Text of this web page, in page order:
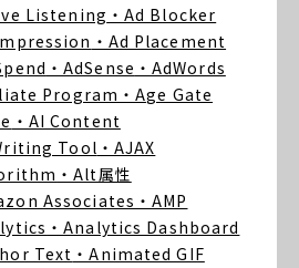
Listening ・Ad Blocker
・Ad Placement
・AdSense ・AdWords
Program ・Age Gate
・AI Content
Tool ・AJAX
・Alt属性
Associates ・AMP
・Analytics Dashboard
Text ・Animated GIF